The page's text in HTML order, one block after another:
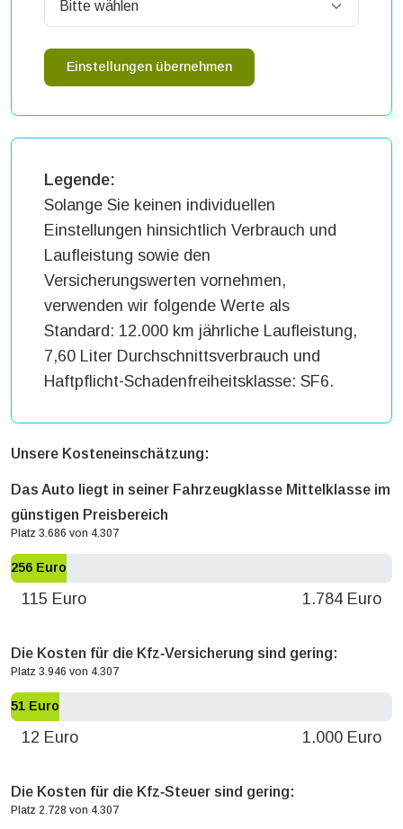
Einstellungen übernehmen
Legende:
Solange Sie keinen individuellen
Einstellungen hinsichtlich Verbrauch und
Laufleistung sowie den
Versicherungswerten vornehmen,
verwenden wir folgende Werte als
Standard: 12.000 km jährliche Laufleistung,
7,60 Liter Durchschnittsverbrauch und
Haftpflicht-Schadenfreiheitsklasse: SF6.
Unsere Kosteneinschätzung:
Das Auto liegt in seiner Fahrzeugklasse Mittelklasse im
günstigen Preisbereich
Platz 3.686 von 4.307
256 Euro
115 Euro 1.784 Euro
Die Kosten für die Kfz‐Versicherung sind gering:
Platz 3.946 von 4.307
51 Euro
12 Euro 1.000 Euro
Die Kosten für die Kfz‐Steuer sind gering:
Platz 2.728 von 4.307